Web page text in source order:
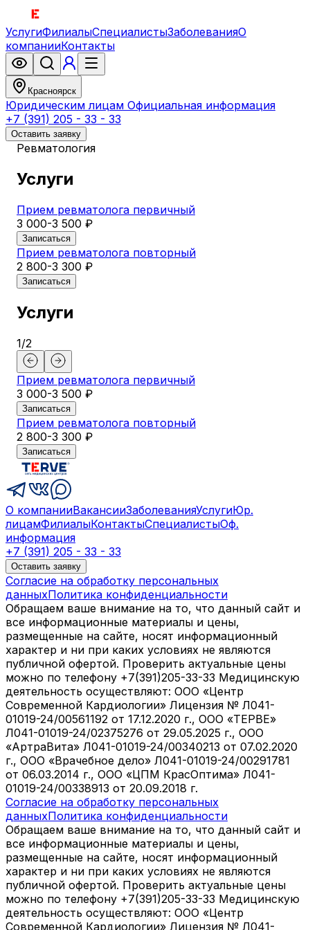
УслугиФилиалыСпециалистыЗаболеванияО
компанииКонтакты
Красноярск
Юридическим лицам Официальная информация
+7 (391) 205 - 33 - 33
Оставить заявку
Ревматология
Услуги
Прием ревматолога первичный
3 000-3 500 ₽
Записаться
Прием ревматолога повторный
2 800-3 300 ₽
Записаться
Услуги
1/2
Прием ревматолога первичный
3 000-3 500 ₽
Записаться
Прием ревматолога повторный
2 800-3 300 ₽
Записаться
О компанииВакансииЗаболеванияУслугиЮр.
лицамФилиалыКонтактыСпециалистыОф.
информация
+7 (391) 205 - 33 - 33
Оставить заявку
Согласие на обработку персональных
данныхПолитика конфиденциальности
Обращаем ваше внимание на то, что данный сайт и
все информационные материалы и цены,
размещенные на сайте, носят информационный
характер и ни при каких условиях не являются
публичной офертой. Проверить актуальные цены
можно по телефону +7(391)205-33-33 Медицинскую
деятельность осуществляют: ООО «Центр
Современной Кардиологии» Лицензия № Л041-
01019-24/00561192 от 17.12.2020 г., ООО «ТЕРВЕ»
Л041-01019-24/02375276 от 29.05.2025 г., ООО
«АртраВита» Л041-01019-24/00340213 от 07.02.2020
г., ООО «Врачебное дело» Л041-01019-24/00291781
от 06.03.2014 г., ООО «ЦПМ КрасОптима» Л041-
01019-24/00338913 от 20.09.2018 г.
Согласие на обработку персональных
данныхПолитика конфиденциальности
Обращаем ваше внимание на то, что данный сайт и
все информационные материалы и цены,
размещенные на сайте, носят информационный
характер и ни при каких условиях не являются
публичной офертой. Проверить актуальные цены
можно по телефону +7(391)205-33-33 Медицинскую
деятельность осуществляют: ООО «Центр
Современной Кардиологии» Лицензия № Л041-